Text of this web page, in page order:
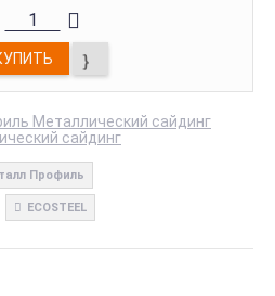
Металлический сайдинг
сайдинг
Профиль
ECOSTEEL